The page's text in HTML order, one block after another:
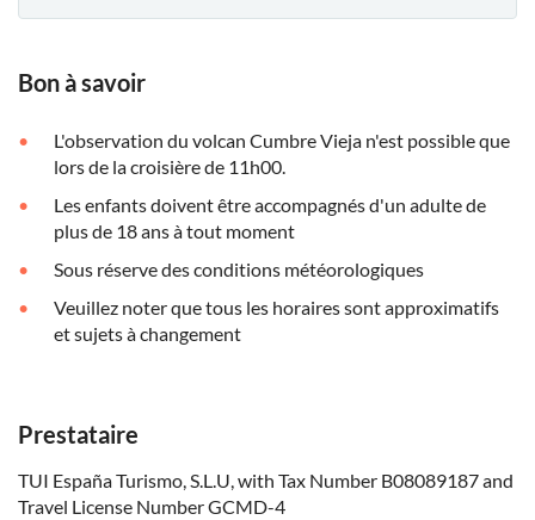
Bon à savoir
L'observation du volcan Cumbre Vieja n'est possible que
lors de la croisière de 11h00.
Les enfants doivent être accompagnés d'un adulte de
plus de 18 ans à tout moment
Sous réserve des conditions météorologiques
Veuillez noter que tous les horaires sont approximatifs
et sujets à changement
Prestataire
TUI España Turismo, S.L.U, with Tax Number B08089187 and
Travel License Number GCMD-4